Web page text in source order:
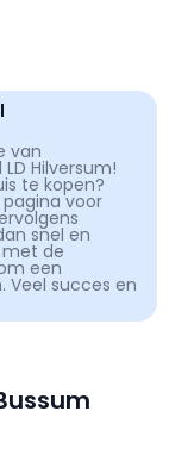
van
LD Hilversum!
te kopen?
pagina voor
snel en
met de
een
Veel succes en